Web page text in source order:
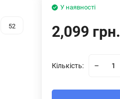
52
У наявності
2,099 грн.
Кількість: